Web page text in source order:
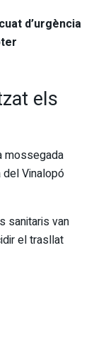
d’urgència
els
mossegada
del Vinalopó
sanitaris van
el trasllat